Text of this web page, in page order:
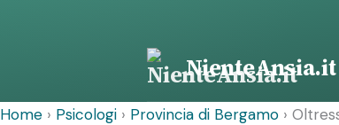
NienteAnsia.it
Home › Psicologi › Provincia di Bergamo ›